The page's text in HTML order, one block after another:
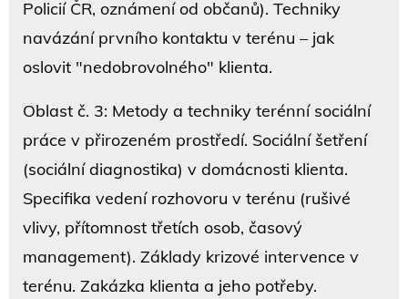
Policií ČR, oznámení od občanů). Techniky
navázání prvního kontaktu v terénu – jak
oslovit "nedobrovolného" klienta.
Oblast č. 3: Metody a techniky terénní sociální
práce v přirozeném prostředí. Sociální šetření
(sociální diagnostika) v domácnosti klienta.
Specifika vedení rozhovoru v terénu (rušivé
vlivy, přítomnost třetích osob, časový
management). Základy krizové intervence v
terénu. Zakázka klienta a jeho potřeby.